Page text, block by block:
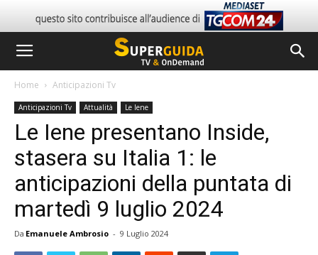
Home Anticipazioni Tv
Anticipazioni Tv Attualità Le Iene
Le Iene presentano Inside,
stasera su Italia 1: le
anticipazioni della puntata di
martedì 9 luglio 2024
Da Emanuele Ambrosio - 9 Luglio 2024